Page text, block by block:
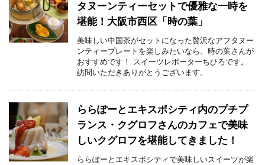
タヌーンティーセットで優雅な一時を
堪能！大阪市西区「時の葉」
美味しい中国茶がセットになった贅沢なアフタヌー
ンティープレートを楽しみたいなら、時の葉さんが
おすすめです！ スイーツレポーターちひろです。
訪問いただきありがとうございます。
ららぽーとエキスポシティ内のプチプ
ランス・クグロフさんのカフェで美味
しいクグロフを堪能してきました！
ららぽーとエキスポシティで美味しいスイーツが楽